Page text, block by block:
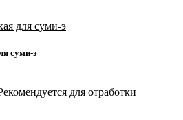
суми-э
для отработки